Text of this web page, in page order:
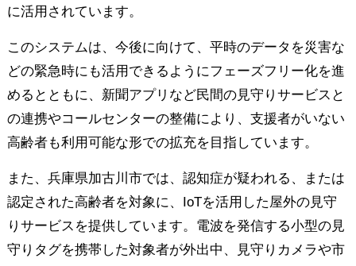
に活用されています。
このシステムは、今後に向けて、平時のデータを災害な
どの緊急時にも活用できるようにフェーズフリー化を進
めるとともに、新聞アプリなど民間の見守りサービスと
の連携やコールセンターの整備により、支援者がいない
高齢者も利用可能な形での拡充を目指しています。
また、兵庫県加古川市では、認知症が疑われる、または
認定された高齢者を対象に、IoTを活用した屋外の見守
りサービスを提供しています。電波を発信する小型の見
守りタグを携帯した対象者が外出中、見守りカメラや市